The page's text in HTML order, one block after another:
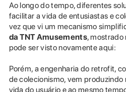
Ao longo do tempo, diferentes
facilitar a vida de entusiastas e
vez que vi um mecanismo
da TNT Amusements, mostrado
pode ser visto novamente aqui:
Porém, a engenharia do retrofit,
de colecionismo, vem
vida do usuário e ao mesmo